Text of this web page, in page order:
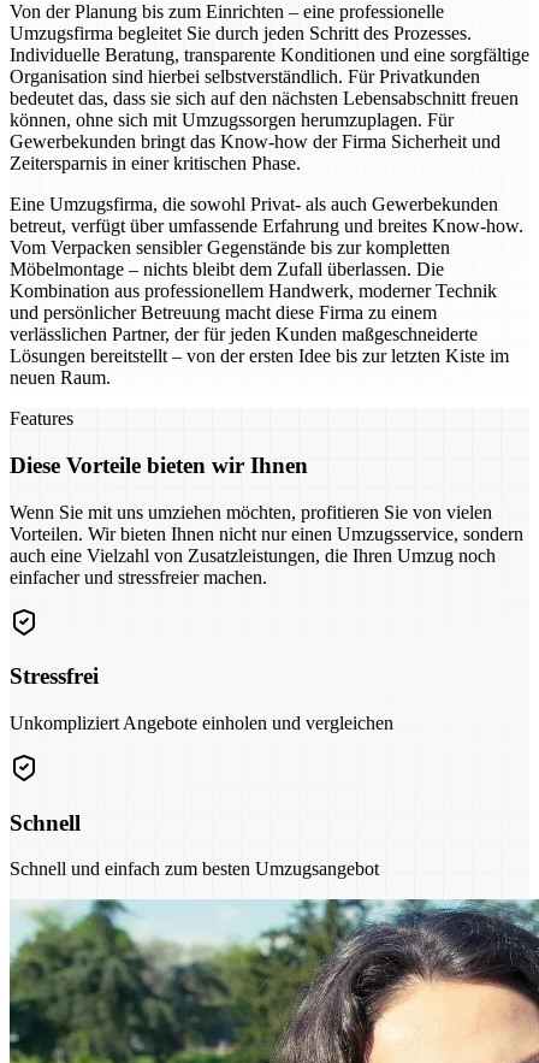
Von der Planung bis zum Einrichten – eine professionelle
Umzugsfirma begleitet Sie durch jeden Schritt des Prozesses.
Individuelle Beratung, transparente Konditionen und eine sorgfältige
Organisation sind hierbei selbstverständlich. Für Privatkunden
bedeutet das, dass sie sich auf den nächsten Lebensabschnitt freuen
können, ohne sich mit Umzugssorgen herumzuplagen. Für
Gewerbekunden bringt das Know-how der Firma Sicherheit und
Zeitersparnis in einer kritischen Phase.
Eine Umzugsfirma, die sowohl Privat- als auch Gewerbekunden
betreut, verfügt über umfassende Erfahrung und breites Know-how.
Vom Verpacken sensibler Gegenstände bis zur kompletten
Möbelmontage – nichts bleibt dem Zufall überlassen. Die
Kombination aus professionellem Handwerk, moderner Technik
und persönlicher Betreuung macht diese Firma zu einem
verlässlichen Partner, der für jeden Kunden maßgeschneiderte
Lösungen bereitstellt – von der ersten Idee bis zur letzten Kiste im
neuen Raum.
Features
Diese Vorteile bieten wir Ihnen
Wenn Sie mit uns umziehen möchten, profitieren Sie von vielen
Vorteilen. Wir bieten Ihnen nicht nur einen Umzugsservice, sondern
auch eine Vielzahl von Zusatzleistungen, die Ihren Umzug noch
einfacher und stressfreier machen.
Stressfrei
Unkompliziert Angebote einholen und vergleichen
Schnell
Schnell und einfach zum besten Umzugsangebot